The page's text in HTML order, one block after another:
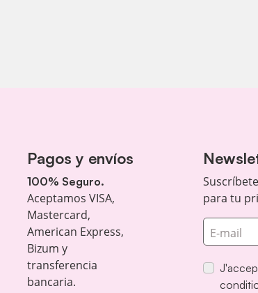
Pagos y envíos
100% Seguro.
Aceptamos VISA,
Mastercard,
American Express,
Bizum y
transferencia
bancaria.
para tu
E-mail